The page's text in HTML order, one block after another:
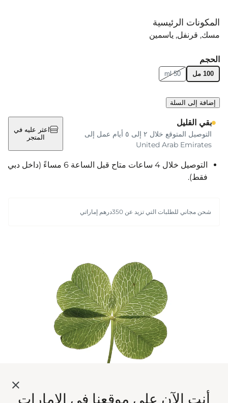
المكونات الرئيسية
مسك قرنفل ياسمين
الحجم
100 مل 50 ml
إضافة إلى السلة
بقي القليل
التوصيل المتوقع خلال ٢ إلى ٥ أيام عمل إلى
United Arab Emirates
اعثر عليه في
المتجر
التوصيل خلال 4 ساعات متاح قبل الساعة 6 مساءً (داخل دبي
فقط).
شحن مجاني للطلبات التي تزيد عن 350درهم إماراتي
أنت الآن على موقعنا في الإمارات